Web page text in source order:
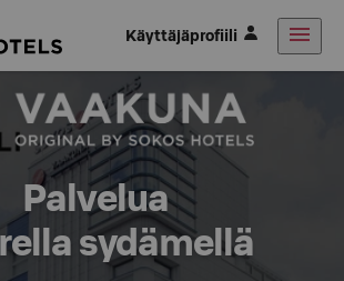
Käyttäjäprofiili
Palvelua
sydämellä